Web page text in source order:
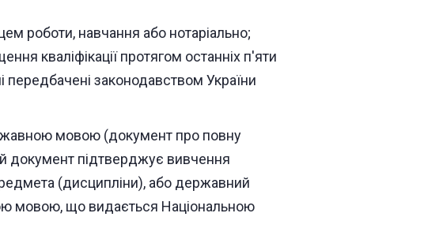
роботи, навчання або нотаріально;
кваліфікації протягом останніх п'яти
передбачені законодавством України
мовою (документ про повну
документ підтверджує вивчення
(дисципліни), або державний
мовою, що видається Національною